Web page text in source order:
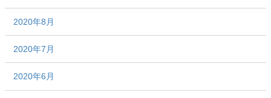
2020年8月
2020年7月
2020年6月